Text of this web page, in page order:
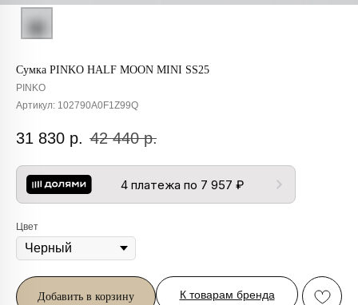
Сумка PINKO HALF MOON MINI SS25
PINKO
Артикул: 102790A0F1Z99Q
31 830 р. 42 440 р.
4 платежа по 7 957 ₽
Цвет
Добавить в корзину К товарам бренда